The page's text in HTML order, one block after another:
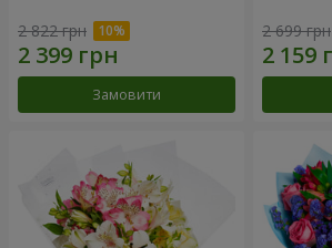
2 822 грн
Замовити
2 699 грн